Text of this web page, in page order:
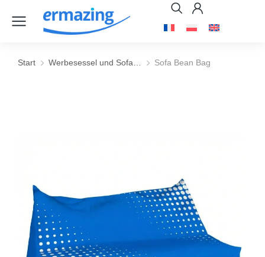
Sie befinden sich hier:
Start Werbesessel und Sofa… Sofa Bean Bag